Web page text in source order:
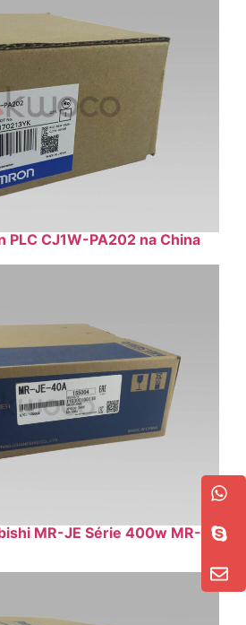
PLC CJ1W-PA202 na China
MR-JE Série 400w MR-